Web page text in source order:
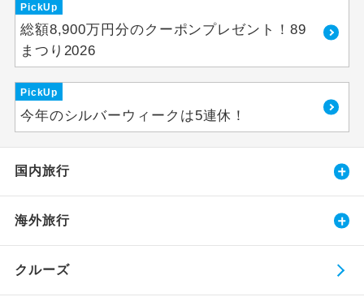
PickUp
総額8,900万円分のクーポンプレゼント！89
まつり2026
PickUp
今年のシルバーウィークは5連休！
国内旅行
海外旅行
クルーズ